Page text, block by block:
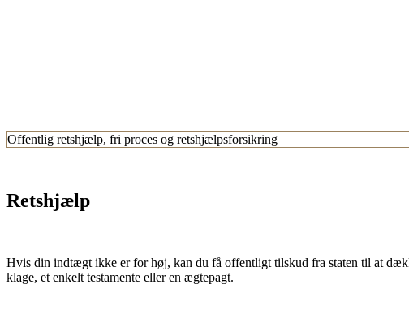
Offentlig retshjælp, fri proces og retshjælpsforsikring
Retshjælp
Hvis din indtægt ikke er for høj, kan du få offentligt tilskud fra staten til at
klage, et enkelt testamente eller en ægtepagt.